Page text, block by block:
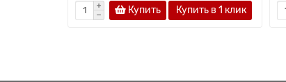
Купить Купить в 1 клик